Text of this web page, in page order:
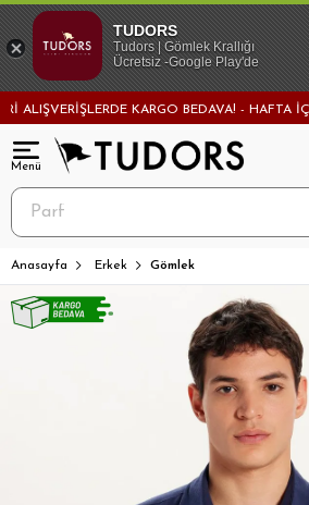
KARGO BEDAVA! - HAFTA İÇİ 24
Anasayfa Erkek Gömlek
TUDORS
Tudors | Gömlek Krallığı
Ücretsiz -Google Play'de